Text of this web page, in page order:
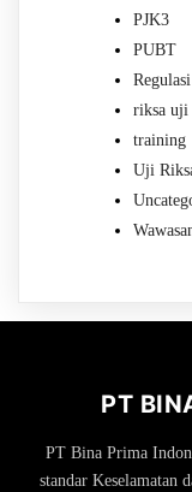
PJK3
PUBT
Regulasi
riksa uji
training
Uji
PT
PT Bina Prima
standar Keselamatan